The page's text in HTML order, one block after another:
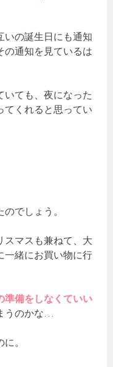
いの誕生日にも通知
の通知を見ているは
いても、夜になった
てくれると思ってい
でしょう。
スマスも兼ねて、大
一緒にお買い物に行
準備をしなくていい
うのかな…
。